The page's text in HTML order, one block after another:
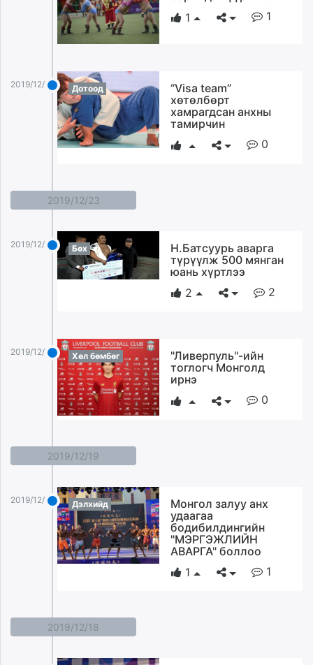
1
1
2019/12/24 Дотоод
“Visa team”
хөтөлбөрт
хамрагдсан анхны
тамирчин
0
2019/12/23
2019/12/23 Бөх
Н.Батсуурь аварга
түрүүлж 500 мянган
юань хүртлээ
2
2
2019/12/23 Хөл бөмбөг
"Ливерпуль"-ийн
тоглогч Монголд
ирнэ
0
2019/12/19
2019/12/19 Дэлхийд
Монгол залуу анх
удаагаа
бодибилдингийн
"МЭРГЭЖЛИЙН
АВАРГА" боллоо
1
1
2019/12/18